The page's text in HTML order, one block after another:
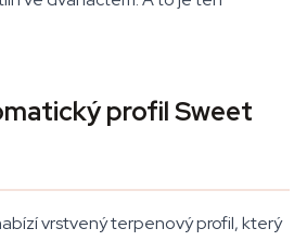
profil Sweet
vrstvený terpenový profil, který